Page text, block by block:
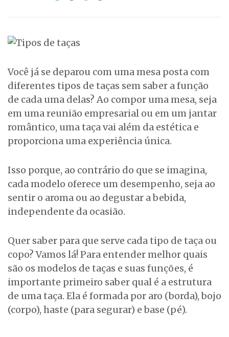
Você já se deparou com uma mesa posta com
diferentes tipos de taças sem saber a função
de cada uma delas? Ao compor uma mesa, seja
em uma reunião empresarial ou em um jantar
romântico, uma taça vai além da estética e
proporciona uma experiência única.
Isso porque, ao contrário do que se imagina,
cada modelo oferece um desempenho, seja ao
sentir o aroma ou ao degustar a bebida,
independente da ocasião.
Quer saber para que serve cada tipo de taça ou
copo? Vamos lá! Para entender melhor quais
são os modelos de taças e suas funções, é
importante primeiro saber qual é a estrutura
de uma taça. Ela é formada por aro (borda), bojo
(corpo), haste (para segurar) e base (pé).